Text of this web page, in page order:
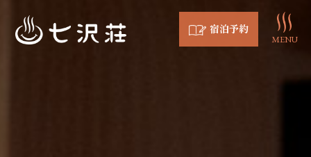
宿泊予約
MENU